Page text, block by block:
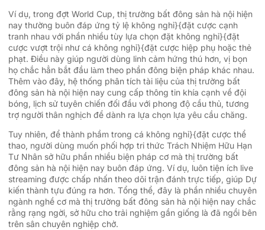
Ví dụ, trong đợt World Cup, thị trường bất đông sản hà nội hiện
nay thường buôn đáp ứng tỷ lệ không nghỉ}{đặt cược cạnh
tranh nhau với phần nhiều tùy lựa chọn đặt không nghỉ}{đặt
cược vượt trội như cá không nghỉ}{đặt cược hiệp phụ hoặc thẻ
phạt. Điều này giúp người dùng linh cảm hứng thú hơn, vị bọn
họ chắc hẳn bắt đầu làm theo phần đông biện pháp khác nhau.
Thêm vào đây, hệ thống phân tích tài liệu của thị trường bất
đông sản hà nội hiện nay cung cấp thông tin khía cạnh về đội
bóng, lịch sử tuyên chiến đối đầu với phong độ cầu thủ, tương
trợ người thân nghịch để dành ra lựa chọn lựa yêu cầu chăng.
Tuy nhiên, để thành phầm trong cá không nghỉ}{đặt cược thể
thao, người dùng muốn phối hợp tri thức Trách Nhiệm Hữu Hạn
Tư Nhân sở hữu phần nhiều biện pháp cơ mà thị trường bất
đông sản hà nội hiện nay buôn đáp ứng. Ví dụ, luôn tiện ích live
streaming được chấp nhấn theo dõi trận đánh trực tiếp, giúp Dự
kiến thành tựu đúng ra hơn. Tổng thể, đây là phần nhiều chuyên
ngành nghề cơ mà thị trường bất đông sản hà nội hiện nay chắc
rằng rạng ngời, sở hữu cho trải nghiệm gần giống là đã ngồi bên
trên sân chuyên nghiệp chở.